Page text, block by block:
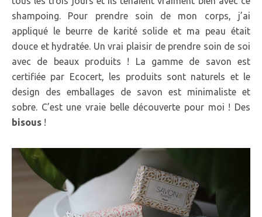
shampoing. Pour prendre soin de mon corps, j’ai
appliqué le beurre de karité solide et ma peau était
douce et hydratée. Un vrai plaisir de prendre soin de soi
avec de beaux produits ! La gamme de savon est
certifiée par Ecocert, les produits sont naturels et le
design des emballages de savon est minimaliste et
sobre. C’est une vraie belle découverte pour moi ! Des
bisous !